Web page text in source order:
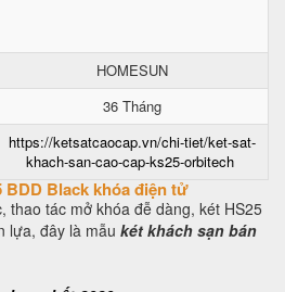
HOMESUN
36 Tháng
https://ketsatcaocap.vn/chi-tiet/ket-sat-
khach-san-cao-cap-ks25-orbitech
BDD Black khóa điện tử
thao tác mở khóa đễ dàng, két HS25
lựa, đây là mẫu két khách sạn bán